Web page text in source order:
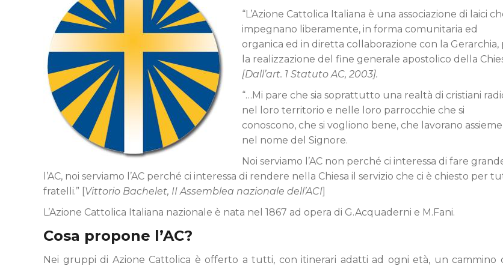
“L’Azione Cattolica Italiana è una associazione di laici
impegnano liberamente, in forma comunitaria ed
organica ed in diretta collaborazione con la Gerarchia,
la realizzazione del fine generale apostolico della
[Dall’art. 1 Statuto AC, 2003].
“…Mi pare che sia soprattutto una realtà di cristiani
nel loro territorio e nelle loro parrocchie che si
conoscono, che si vogliono bene, che lavorano assieme
nel nome del Signore.
Noi serviamo l’AC non perché ci interessa di fare
l’AC, noi serviamo l’AC perché ci interessa di rendere nella Chiesa il servizio che ci è chiesto per
fratelli.” [Vittorio Bachelet, II Assemblea nazionale dell’ACI]
L’Azione Cattolica Italiana nazionale è nata nel 1867 ad opera di G.Acquaderni e M.Fani.
Cosa propone l’AC?
Nei gruppi di Azione Cattolica è offerto a tutti, con itinerari adatti ad ogni età, un cammino